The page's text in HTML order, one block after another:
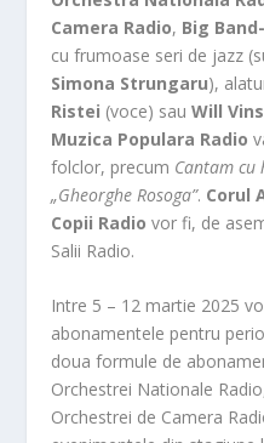
Camera Radio, Big
cu frumoase seri de jazz
Simona Strungaru),
Ristei (voce) sauWill
Muzica Populara Radio
folclor, precum Cantam cu
„Gheorghe Rosoga”. Corul
Copii Radio vor fi, de
Salii Radio.
Intre 5 – 12 martie 2025
abonamentele pentru
doua formule de
Orchestrei Nationale
Orchestrei de Camera